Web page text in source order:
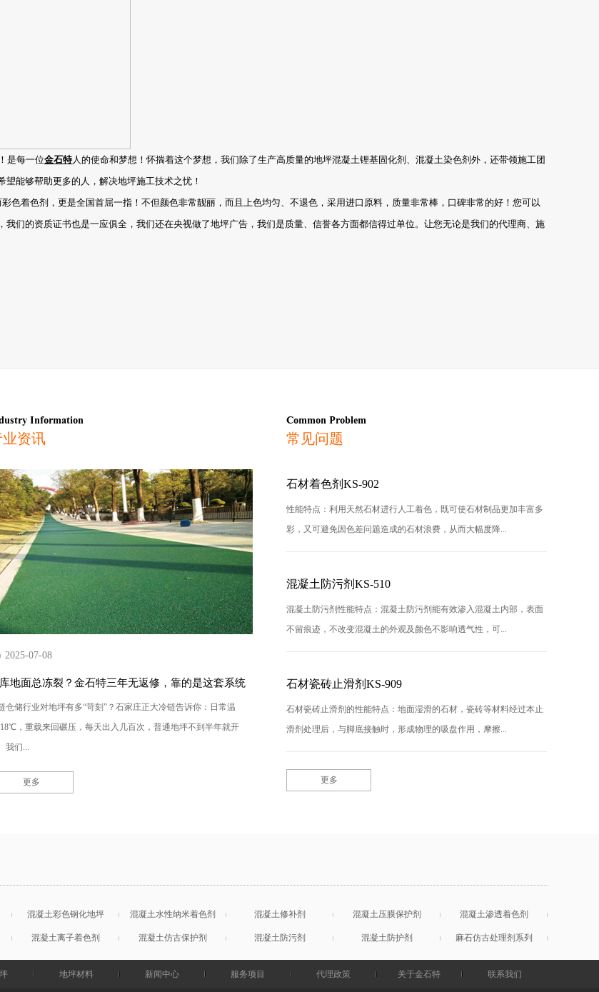
是每一位金石特人的使命和梦想！怀揣着这个梦想，我们除了生产高质量的地坪混凝土锂基固化剂、混凝土染色剂外，还带领施工团
望能够帮助更多的人，解决地坪施工技术之忧！
色着色剂，更是全国首屈一指！不但颜色非常靓丽，而且上色均匀、不退色，采用进口原料，质量非常棒，口碑非常的好！您可以
们的资质证书也是一应俱全，我们还在央视做了地坪广告，我们是质量、信誉各方面都信得过单位。让您无论是我们的代理商、施
Information
业资讯
2025-07-08
地面总冻裂？金石特三年无返修，靠的是这套系统
仓储行业对地坪有多“苛刻”？石家庄正大冷链告诉你：日常温
，重载来回碾压，每天出入几百次，普通地坪不到半年就开
我们...
更多
Common Problem
常见问题
石材着色剂KS-902
性能特点：利用天然石材进行人工着色，既可使石材制品更加丰富多
彩，又可避免因色差问题造成的石材浪费，从而大幅度降...
混凝土防污剂KS-510
混凝土防污剂性能特点：混凝土防污剂能有效渗入混凝土内部，表面
不留痕迹，不改变混凝土的外观及颜色不影响透气性，可...
石材瓷砖止滑剂KS-909
石材瓷砖止滑剂的性能特点：地面湿滑的石材，瓷砖等材料经过本止
滑剂处理后，与脚底接触时，形成物理的吸盘作用，摩擦...
更多
混凝土彩色钢化地坪 混凝土水性纳米着色剂 混凝土修补剂 混凝土压膜保护剂 混凝土渗透着色剂
混凝土离子着色剂 混凝土仿古保护剂 混凝土防污剂 混凝土防护剂 麻石仿古处理剂系列
地坪材料 新闻中心 服务项目 代理政策 关于金石特 联系我们